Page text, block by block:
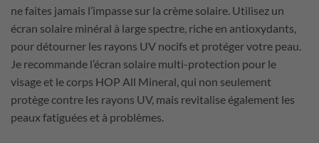
ne faites jamais l’impasse sur la crème solaire. Utilisez un
écran solaire minéral à large spectre, riche en antioxydants,
pour détourner les rayons UV nocifs et protéger votre peau.
Je recommande l’écran solaire multi-protection pour le
visage et le corps HOP All Mineral, qui non seulement
protège contre les rayons UV, mais revitalise également les
peaux fatiguées et à problèmes.